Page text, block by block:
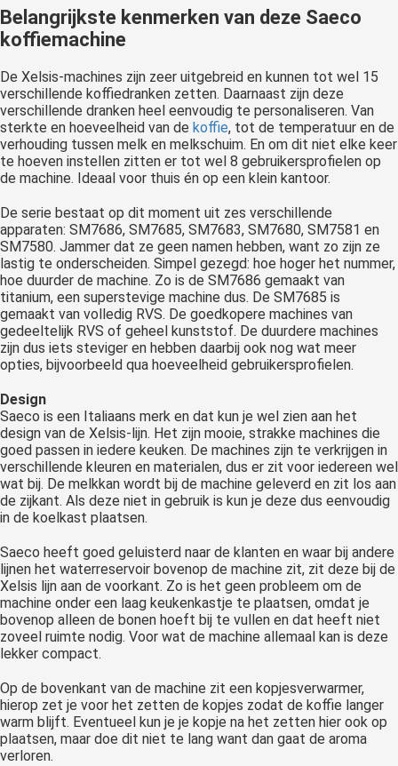
Belangrijkste kenmerken van deze Saeco
koffiemachine
De Xelsis-machines zijn zeer uitgebreid en kunnen tot wel 15
verschillende koffiedranken zetten. Daarnaast zijn deze
verschillende dranken heel eenvoudig te personaliseren. Van
sterkte en hoeveelheid van de koffie, tot de temperatuur en de
verhouding tussen melk en melkschuim. En om dit niet elke keer
te hoeven instellen zitten er tot wel 8 gebruikersprofielen op
de machine. Ideaal voor thuis én op een klein kantoor.
De serie bestaat op dit moment uit zes verschillende
apparaten: SM7686, SM7685, SM7683, SM7680, SM7581 en
SM7580. Jammer dat ze geen namen hebben, want zo zijn ze
lastig te onderscheiden. Simpel gezegd: hoe hoger het nummer,
hoe duurder de machine. Zo is de SM7686 gemaakt van
titanium, een superstevige machine dus. De SM7685 is
gemaakt van volledig RVS. De goedkopere machines van
gedeeltelijk RVS of geheel kunststof. De duurdere machines
zijn dus iets steviger en hebben daarbij ook nog wat meer
opties, bijvoorbeeld qua hoeveelheid gebruikersprofielen.
Design
Saeco is een Italiaans merk en dat kun je wel zien aan het
design van de Xelsis-lijn. Het zijn mooie, strakke machines die
goed passen in iedere keuken. De machines zijn te verkrijgen in
verschillende kleuren en materialen, dus er zit voor iedereen wel
wat bij. De melkkan wordt bij de machine geleverd en zit los aan
de zijkant. Als deze niet in gebruik is kun je deze dus eenvoudig
in de koelkast plaatsen.
Saeco heeft goed geluisterd naar de klanten en waar bij andere
lijnen het waterreservoir bovenop de machine zit, zit deze bij de
Xelsis lijn aan de voorkant. Zo is het geen probleem om de
machine onder een laag keukenkastje te plaatsen, omdat je
bovenop alleen de bonen hoeft bij te vullen en dat heeft niet
zoveel ruimte nodig. Voor wat de machine allemaal kan is deze
lekker compact.
Op de bovenkant van de machine zit een kopjesverwarmer,
hierop zet je voor het zetten de kopjes zodat de koffie langer
warm blijft. Eventueel kun je je kopje na het zetten hier ook op
plaatsen, maar doe dit niet te lang want dan gaat de aroma
verloren.